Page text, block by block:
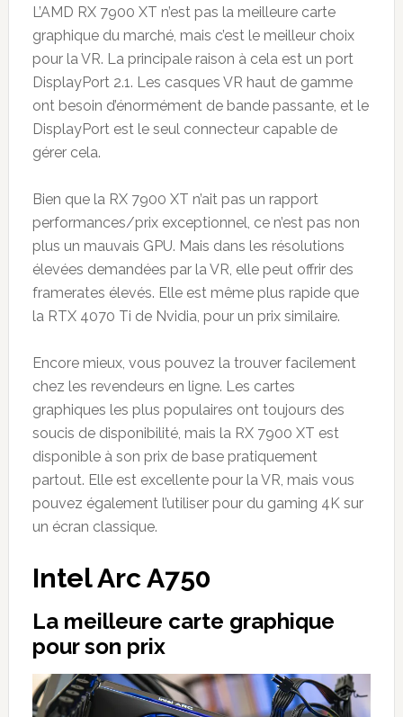
L’AMD RX 7900 XT n’est pas la meilleure carte
graphique du marché, mais c’est le meilleur choix
pour la VR. La principale raison à cela est un port
DisplayPort 2.1. Les casques VR haut de gamme
ont besoin d’énormément de bande passante, et le
DisplayPort est le seul connecteur capable de
gérer cela.
Bien que la RX 7900 XT n’ait pas un rapport
performances/prix exceptionnel, ce n’est pas non
plus un mauvais GPU. Mais dans les résolutions
élevées demandées par la VR, elle peut offrir des
framerates élevés. Elle est même plus rapide que
la RTX 4070 Ti de Nvidia, pour un prix similaire.
Encore mieux, vous pouvez la trouver facilement
chez les revendeurs en ligne. Les cartes
graphiques les plus populaires ont toujours des
soucis de disponibilité, mais la RX 7900 XT est
disponible à son prix de base pratiquement
partout. Elle est excellente pour la VR, mais vous
pouvez également l’utiliser pour du gaming 4K sur
un écran classique.
Intel Arc A750
La meilleure carte graphique
pour son prix